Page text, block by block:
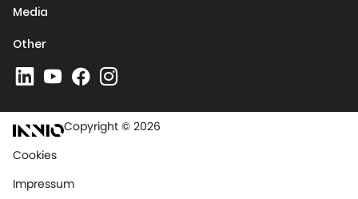
Media
Other
Copyright © 2026
Cookies
Impressum